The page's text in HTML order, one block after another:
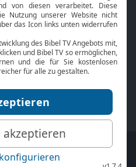
Service
Kontakt
TV-Empfang
Datenschutz
Fakten Bibel TV App